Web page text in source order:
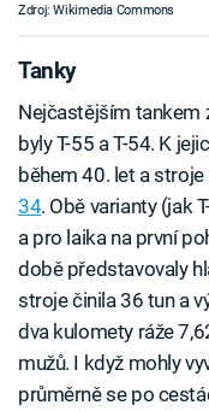
Zdroj: Wikimedia Commons
Tanky
Nejčastějším tankem
byly T-55 a T-54. K
během 40. let a
34. Obě varianty (jak
a pro laika na první
době představovaly
stroje činila 36 tun a
dva kulomety ráže
mužů. I když mohly
průměrně se po